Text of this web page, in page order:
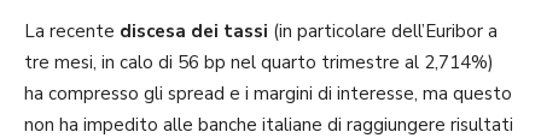
La recente discesa dei tassi (in particolare dell’Euribor a
tre mesi, in calo di 56 bp nel quarto trimestre al 2,714%)
ha compresso gli spread e i margini di interesse, ma questo
non ha impedito alle banche italiane di raggiungere risultati